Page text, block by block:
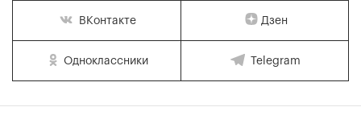
ВКонтакте Дзен
Одноклассники Telegram